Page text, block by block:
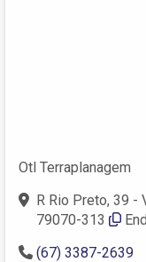
Otl Terraplanagem
R Rio Preto, 39 -
79070-313
(67) 3387-2639